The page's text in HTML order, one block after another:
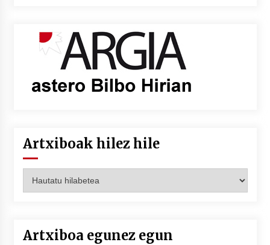
Artxiboak hilez hile
hilez
Artxiboa egunez egun